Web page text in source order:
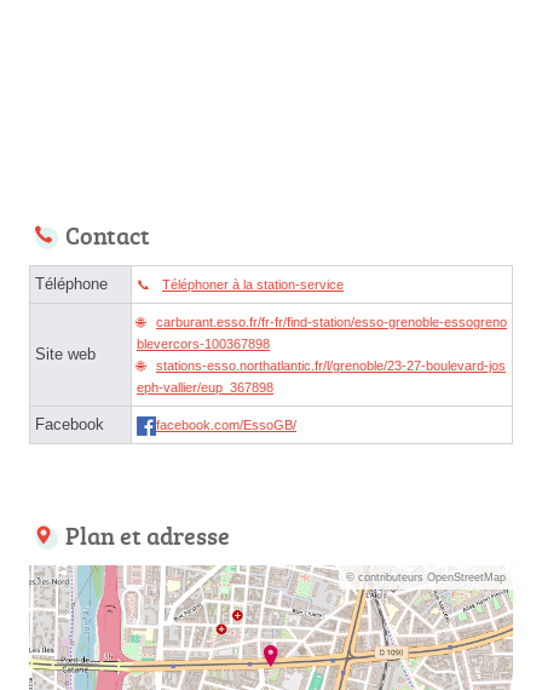
Contact
Téléphone Téléphoner à la station-service
Site web
carburant.esso.fr/fr-fr/find-station/esso-grenoble-essogreno
blevercors-100367898
stations-esso.northatlantic.fr/l/grenoble/23-27-boulevard-jos
eph-vallier/eup_367898
Facebook facebook.com/EssoGB/
Plan et adresse
© contributeurs OpenStreetMap